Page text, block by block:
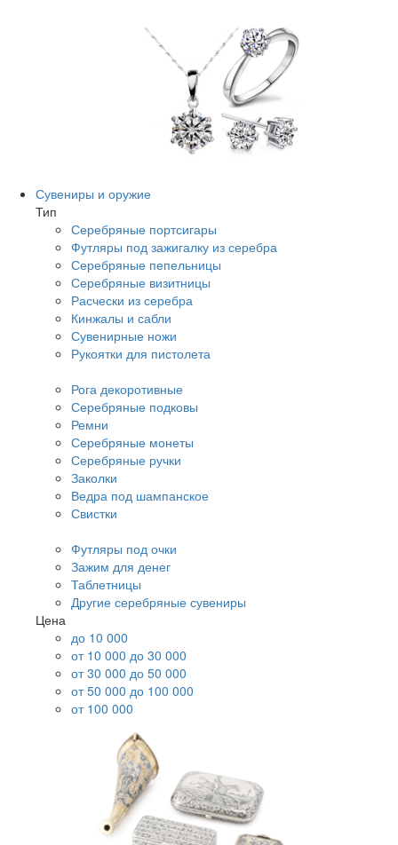
Сувениры и оружие
Тип
Серебряные портсигары
Футляры под зажигалку из серебра
Серебряные пепельницы
Серебряные визитницы
Расчески из серебра
Кинжалы и сабли
Сувенирные ножи
Рукоятки для пистолета
Рога декоротивные
Серебряные подковы
Ремни
Серебряные монеты
Серебряные ручки
Заколки
Ведра под шампанское
Свистки
Футляры под очки
Зажим для денег
Таблетницы
Другие серебряные сувениры
Цена
до 10 000
от 10 000 до 30 000
от 30 000 до 50 000
от 50 000 до 100 000
от 100 000